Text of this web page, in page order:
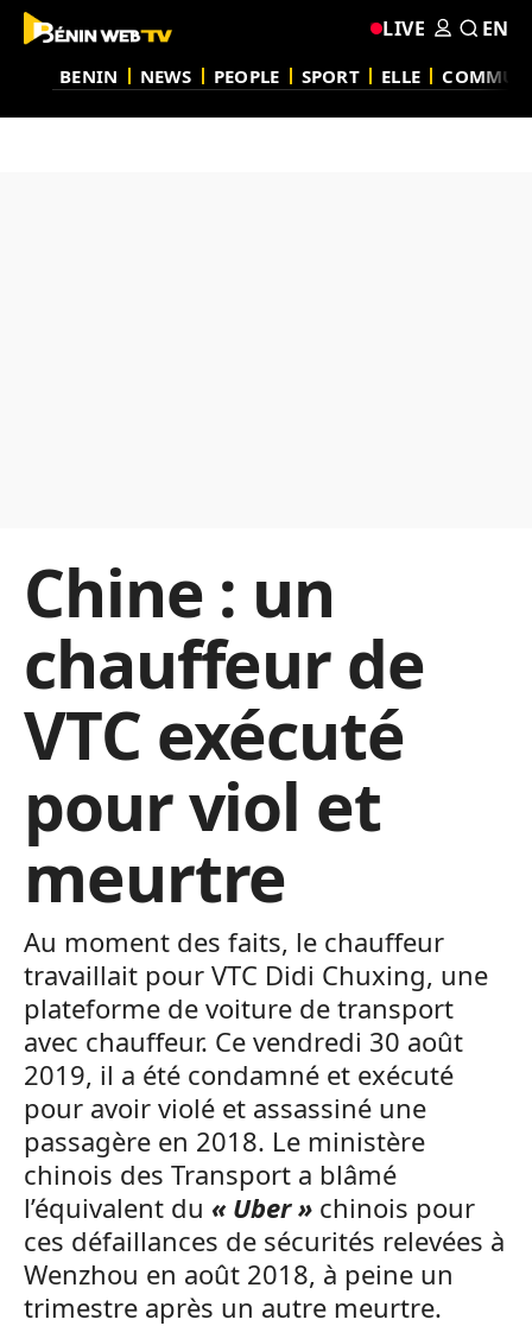
BENIN NEWS PEOPLE SPORT ELLE
LIVE EN
Chine : un
chauffeur de
VTC exécuté
pour viol et
meurtre
Au moment des faits, le chauffeur
travaillait pour VTC Didi Chuxing, une
plateforme de voiture de transport
avec chauffeur. Ce vendredi 30 août
2019, il a été condamné et exécuté
pour avoir violé et assassiné une
passagère en 2018. Le ministère
chinois des Transport a blâmé
l’équivalent du « Uber » chinois pour
ces défaillances de sécurités relevées à
Wenzhou en août 2018, à peine un
trimestre après un autre meurtre.